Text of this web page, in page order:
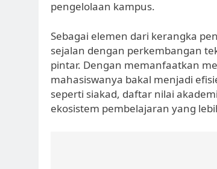
pengelolaan kampus.
Sebagai elemen dari kerangka
sejalan dengan perkembangan
pintar. Dengan memanfaatkan
mahasiswanya bakal menjadi
seperti siakad, daftar nilai
ekosistem pembelajaran yang